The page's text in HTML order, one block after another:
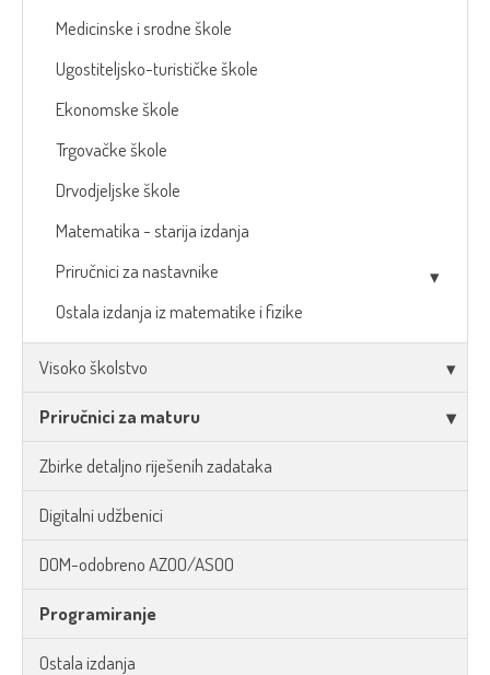
Medicinske i srodne škole
Ugostiteljsko-turističke škole
Ekonomske škole
Trgovačke škole
Drvodjeljske škole
Matematika - starija izdanja
Priručnici za nastavnike
Ostala izdanja iz matematike i fizike
Visoko školstvo
Priručnici za maturu
Zbirke detaljno riješenih zadataka
Digitalni udžbenici
DOM-odobreno AZOO/ASOO
Programiranje
Ostala izdanja